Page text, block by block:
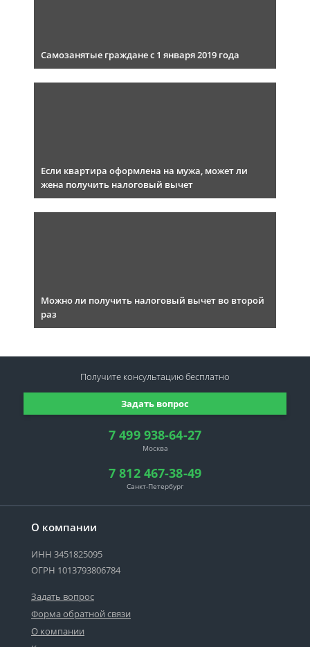
Самозанятые граждане с 1 января 2019 года
Если квартира оформлена на мужа, может ли
жена получить налоговый вычет
Можно ли получить налоговый вычет во второй
раз
О компании
ИНН 3451825095
ОГРН 1013793806784
Задать вопрос
Форма обратной связи
О компании
7 499 938-64-27
Москва
7 812 467-38-49
Санкт-Петербург
Задать вопрос
Получите консультациюбесплатно